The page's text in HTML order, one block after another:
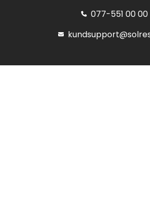
077-551 00 00